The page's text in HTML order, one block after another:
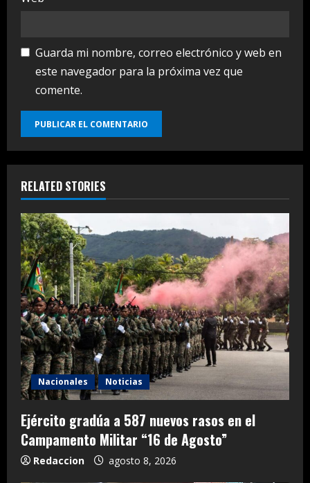
Guarda mi nombre, correo electrónico y web en
este navegador para la próxima vez que
comente.
RELATED STORIES
Nacionales Noticias
Ejército gradúa a 587 nuevos rasos en el
Campamento Militar “16 de Agosto”
Redaccion agosto 8, 2026